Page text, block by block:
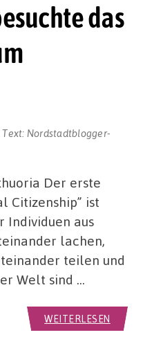
das
Text: Nordstadtblogger-
Der erste
Citizenship” ist
Individuen aus
lachen,
teilen und
Welt sind …
WEITERLESEN